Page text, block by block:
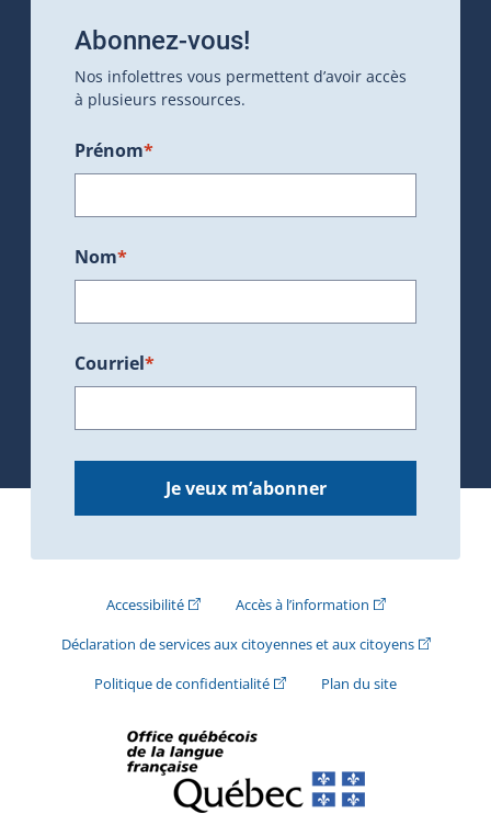
Abonnez-vous!
Nos infolettres vous permettent d’avoir accès
à plusieurs ressources.
Prénom*
Nom*
Courriel*
Je veux m’abonner
Accessibilité(Cet hyperlien externe s'ouvrira dans une
Accès à l’information(Cet hyperlien
Déclaration de services aux citoyennes et aux citoyens(Cet
Politique de confidentialité(Cet hyperlien externe s'ouvrira
Plan du site